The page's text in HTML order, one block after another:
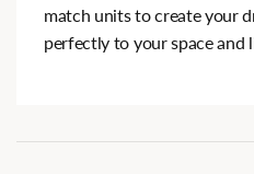
match units to create your
perfectly to your space and